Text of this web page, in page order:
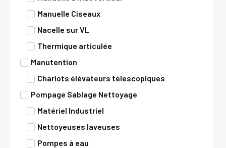
Manuelle Ciseaux
Nacelle sur VL
Thermique articulée
Manutention
Chariots élévateurs télescopiques
Pompage Sablage Nettoyage
Matériel Industriel
Nettoyeuses laveuses
Pompes à eau